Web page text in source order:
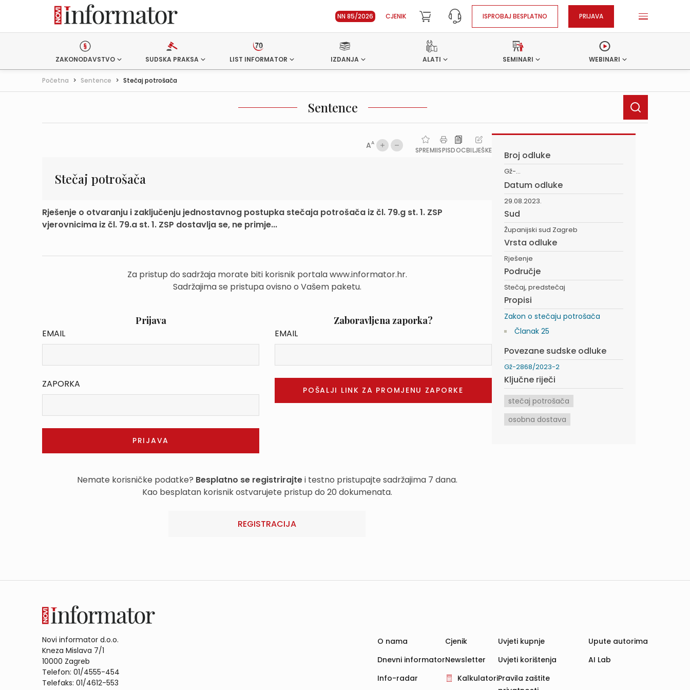
NN 85/2026 CJENIK ISPROBAJ BESPLATNO PRIJAVA
ZAKONODAVSTVO SUDSKA PRAKSA LIST INFORMATOR IZDANJA ALATI SEMINARI WEBINARI
Početna > Sentence > Stečaj potrošača
Sentence
AA
SPREMIISPISDOCBILJEŠKE
Stečaj potrošača
Rješenje o otvaranju i zaključenju jednostavnog postupka stečaja potrošača iz čl. 79.g st. 1. ZSP
vjerovnicima iz čl. 79.a st. 1. ZSP dostavlja se, ne primje...
Za pristup do sadržaja morate biti korisnik portala www.informator.hr.
Sadržajima se pristupa ovisno o Vašem paketu.
Prijava
EMAIL
ZAPORKA
Zaboravljena zaporka?
EMAIL
Nemate korisničke podatke? Besplatno se registrirajtei testno pristupajte sadržajima 7 dana.
Kao besplatan korisnik ostvarujete pristup do 20 dokumenata.
REGISTRACIJA
Broj odluke
Gž-...
Datum odluke
29.08.2023.
Sud
Županijski sud Zagreb
Vrsta odluke
Rješenje
Područje
Stečaj, predstečaj
Propisi
Zakon o stečaju potrošača
Članak 25
Povezane sudske odluke
Gž-2868/2023-2
Ključne riječi
stečaj potrošača
osobna dostava
Novi informator d.o.o.
Kneza Mislava 7/1
10000 Zagreb
Telefon: 01/4555-454
Telefaks: 01/4612-553
O nama
Dnevni informator
Info-radar
Cjenik
Newsletter
Kalkulatori
Uvjeti kupnje
Uvjeti korištenja
Pravila zaštite
Upute autorima
AI Lab